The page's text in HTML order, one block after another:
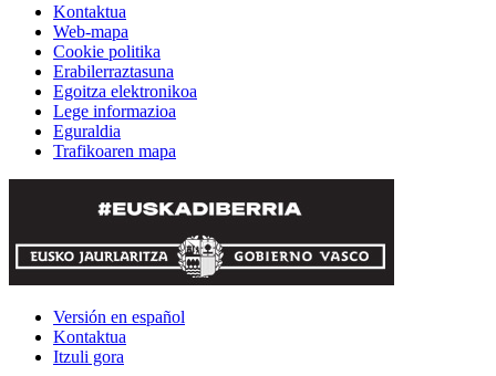
Kontaktua
Web-mapa
Cookie politika
Erabilerraztasuna
Egoitza elektronikoa
Lege informazioa
Eguraldia
Trafikoaren mapa
Versión en español
Kontaktua
Itzuli gora